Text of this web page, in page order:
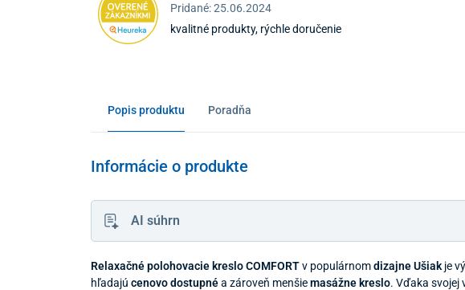
Pridané: 25.06.2024
kvalitné produkty, rýchle doručenie
Popis produktu Poradňa
Informácie o produkte
AI súhrn
Relaxačné polohovacie kreslo COMFORTv populárnomdizajne Ušiak je
hľadajú cenovo dostupnéa zároveň menšiemasážne kreslo. Vďaka svojej